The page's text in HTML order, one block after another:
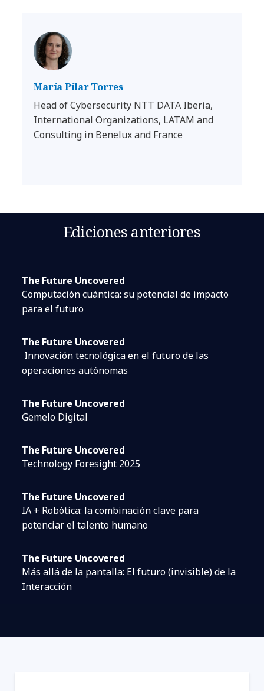
María Pilar Torres
Head of Cybersecurity NTT DATA Iberia,
International Organizations, LATAM and
Consulting in Benelux and France
Ediciones anteriores
The Future Uncovered
Computación cuántica: su potencial de impacto
para el futuro
The Future Uncovered
Innovación tecnológica en el futuro de las
operaciones autónomas
The Future Uncovered
Gemelo Digital
The Future Uncovered
Technology Foresight 2025
The Future Uncovered
IA + Robótica: la combinación clave para
potenciar el talento humano
The Future Uncovered
Más allá de la pantalla: El futuro (invisible) de la
Interacción